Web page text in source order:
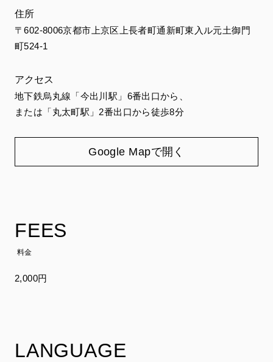
住所
〒602-8006京都市上京区上長者町通新町東入ル元土御門
町524-1
アクセス
地下鉄烏丸線「今出川駅」6番出口から、
または「丸太町駅」2番出口から徒歩8分
Google Mapで開く
FEES
料金
2,000円
LANGUAGE